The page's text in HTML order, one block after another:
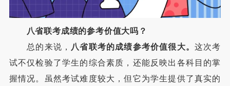
八省联考成绩的参考价值大吗？
总的来说， 八省联考的成绩参考价值很大。 这次考
试不仅检验了学生的综合素质，还能反映出各科目的掌
握情况。虽然考试难度较大，但它为学生提供了真实的